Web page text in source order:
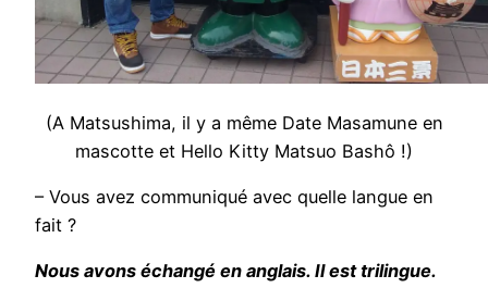
(A Matsushima, il y a même Date Masamune en
mascotte et Hello Kitty Matsuo Bashô !)
– Vous avez communiqué avec quelle langue en
fait ?
Nous avons échangé en anglais. Il est trilingue.